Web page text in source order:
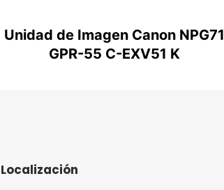
Unidad de Imagen Canon NPG71
GPR-55 C-EXV51 K
Localización